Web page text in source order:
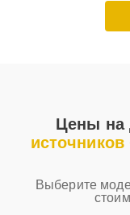
Цены на
источников
Выберите